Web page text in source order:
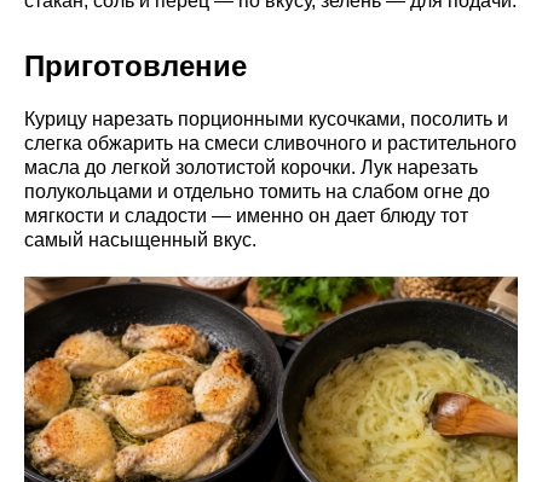
Приготовление
Курицу нарезать порционными кусочками, посолить и
слегка обжарить на смеси сливочного и растительного
масла до легкой золотистой корочки. Лук нарезать
полукольцами и отдельно томить на слабом огне до
мягкости и сладости — именно он дает блюду тот
самый насыщенный вкус.